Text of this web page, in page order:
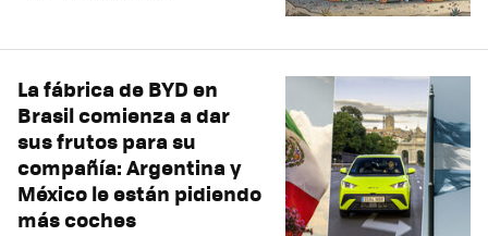
La fábrica de BYD en
Brasil comienza a dar
sus frutos para su
compañía: Argentina y
México le están pidiendo
más coches